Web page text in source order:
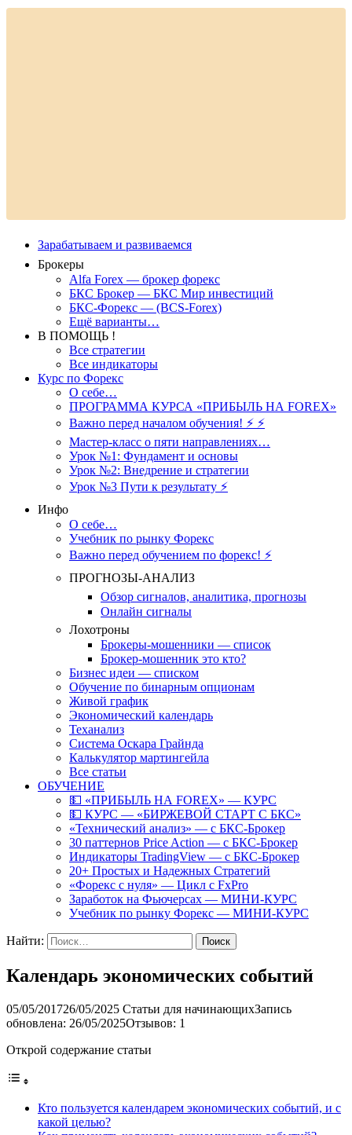
Зарабатываем и развиваемся
Брокеры
Alfa Forex — брокер форекс
БКС Брокер — БКС Мир инвестиций
БКС-Форекс — (BCS-Forex)
Ещё варианты…
В ПОМОЩЬ !
Все стратегии
Все индикаторы
Курс по Форекс
О себе…
ПРОГРАММА КУРСА «ПРИБЫЛЬ НА FOREX»
Важно перед началом обучения! ⚡ ⚡
Мастер-класс о пяти направлениях…
Урок №1: Фундамент и основы
Урок №2: Внедрение и стратегии
Урок №3 Пути к результату ⚡️
Инфо
О себе…
Учебник по рынку Форекс
Важно перед обучением по форекс! ⚡
ПРОГНОЗЫ-АНАЛИЗ
Обзор сигналов, аналитика, прогнозы
Онлайн сигналы
Лохотроны
Брокеры-мошенники — список
Брокер-мошенник это кто?
Бизнес идеи — списком
Обучение по бинарным опционам
Живой график
Экономический календарь
Теханализ
Система Оскара Грайнда
Калькулятор мартингейла
Все статьи
ОБУЧЕНИЕ
💵 «ПРИБЫЛЬ НА FOREX» — КУРС
💵 КУРС — «БИРЖЕВОЙ СТАРТ С БКС»
«Технический анализ» — с БКС-Брокер
30 паттернов Price Action — с БКС-Брокер
Индикаторы TradingView — с БКС-Брокер
20+ Простых и Надежных Стратегий
«Форекс с нуля» — Цикл с FxPro
Заработок на Фьючерсах — МИНИ-КУРС
Учебник по рынку Форекс — МИНИ-КУРС
Найти:
Календарь экономических событий
05/05/201726/05/2025 Статьи для начинающихЗапись
обновлена: 26/05/2025Отзывов: 1
Открой содержание статьи
Кто пользуется календарем экономических событий, и с
какой целью?